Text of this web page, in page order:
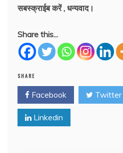
सबस्क्राईब करें , धन्यवाद।
Share this...
SHARE
Facebook Twitter
Linkedin